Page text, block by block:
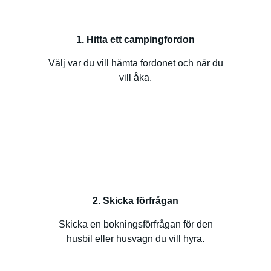
1. Hitta ett campingfordon
Välj var du vill hämta fordonet och när du
vill åka.
2. Skicka förfrågan
Skicka en bokningsförfrågan för den
husbil eller husvagn du vill hyra.